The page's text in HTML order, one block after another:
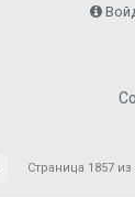
Страница 1857 из